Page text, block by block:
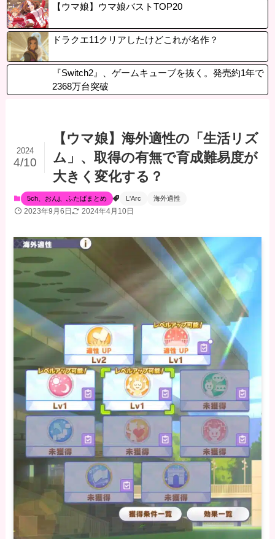
【ウマ娘】ウマ娘バストTOP20
ドラクエ11クリアしたけどこれが名作？
『Switch2』、ゲームキューブを抜く。発売約1年で
2368万台突破
【ウマ娘】海外適性の「生活リズ
ム」、取得の有無で育成難易度が
大きく変化する？
2024
4/10
5ch、おんj、ふたばまとめ L'Arc 海外適性
2023年9月6日 2024年4月10日